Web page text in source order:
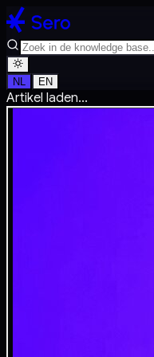
NL EN
Artikel laden...